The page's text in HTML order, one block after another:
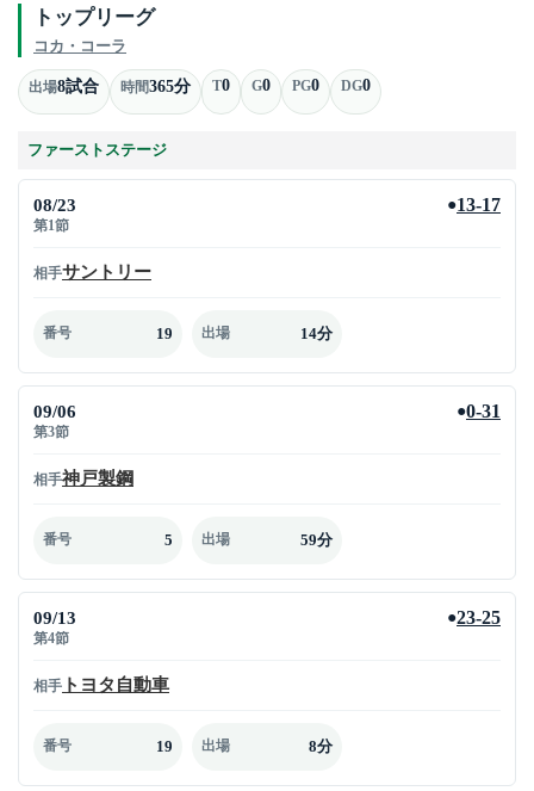
トップリーグ
コカ・コーラ
出場8試合 時間365分 T0 G0 PG0 DG0
ファーストステージ
08/23
第1節
●13-17
相手サントリー
番号 19 出場 14分
09/06
第3節
●0-31
相手神戸製鋼
番号 5 出場 59分
09/13
第4節
●23-25
相手 トヨタ自動車
番号 19 出場 8分